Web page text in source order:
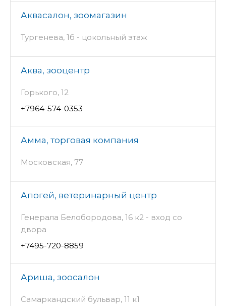
Аквасалон, зоомагазин
Тургенева, 1б - цокольный этаж
Аква, зооцентр
Горького, 12
+7964-574-0353
Амма, торговая компания
Московская, 77
Апогей, ветеринарный центр
Генерала Белобородова, 16 к2 - вход со
двора
+7495-720-8859
Ариша, зоосалон
Самаркандский бульвар, 11 к1